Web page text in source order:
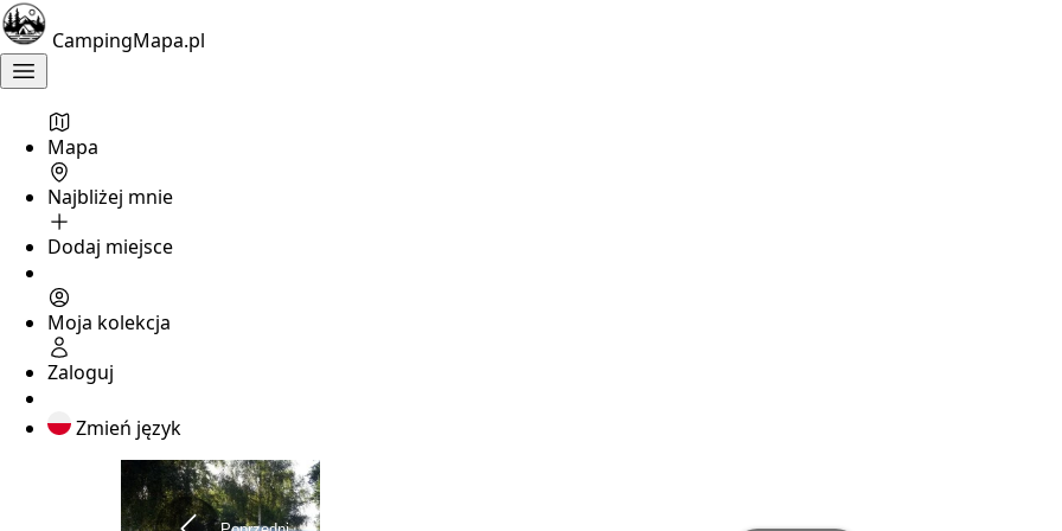
CampingMapa.pl
Mapa
Najbliżej mnie
Dodaj miejsce
Moja kolekcja
Zaloguj
Zmień język